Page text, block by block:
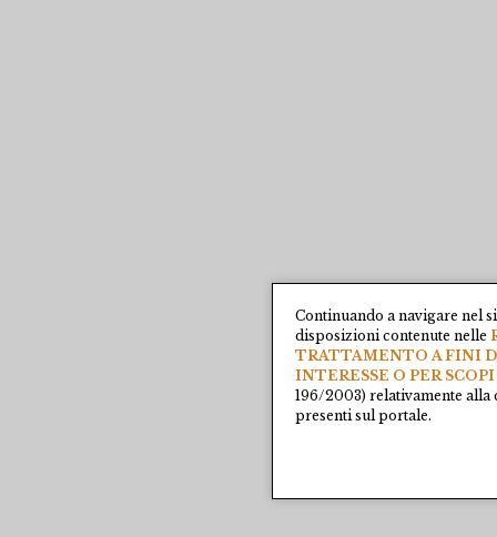
Continuando a navigare nel
disposizioni contenute nelle
TRATTAMENTO A FINI
INTERESSE O PER
196/2003) relativamente
presenti sul portale.